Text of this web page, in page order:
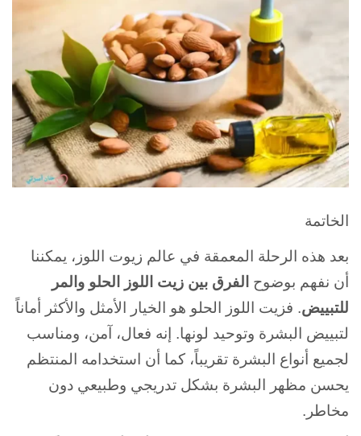
الخاتمة
بعد هذه الرحلة المعمقة في عالم زيوت اللوز، يمكننا
أن نفهم بوضوح الفرق بين زيت اللوز الحلو والمر
للتبييض. فزيت اللوز الحلو هو الخيار الأمثل والأكثر أماناً
لتبييض البشرة وتوحيد لونها. إنه فعال، آمن، ومناسب
لجميع أنواع البشرة تقريباً، كما أن استخدامه المنتظم
يحسن مظهر البشرة بشكل تدريجي وطبيعي دون
مخاطر.